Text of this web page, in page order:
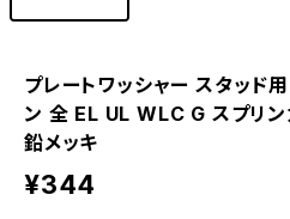
プレートワッシャー スタッド
ン 全 EL UL WLC G スプリ
鉛メッキ
¥344